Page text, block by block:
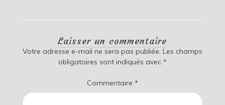
Laisser un commentaire
Votre adresse e-mail ne sera pas publiée. Les champs
obligatoires sont indiqués avec *
Commentaire *